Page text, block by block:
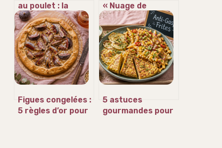
au poulet : la
méthode express
pour une viande
tendre et des
saveurs
équilibrées
« Nuage de
Velours »
Figues congelées :
5 règles d’or pour
5 astuces
gourmandes pour